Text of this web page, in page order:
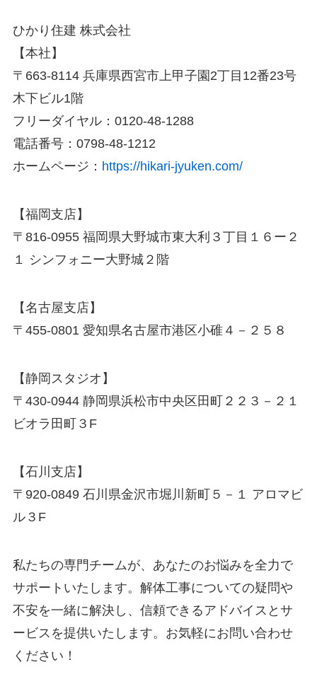
ひかり住建 株式会社
【本社】
〒663-8114 兵庫県西宮市上甲子園2丁目12番23号
木下ビル1階
フリーダイヤル：0120-48-1288
電話番号：0798-48-1212
ホームページ： https://hikari-jyuken.com/
【福岡支店】
〒816-0955 福岡県大野城市東大利３丁目１６ー２
１ シンフォニー大野城２階
【名古屋支店】
〒455-0801 愛知県名古屋市港区小碓４－２５８
【静岡スタジオ】
〒430-0944 静岡県浜松市中央区田町２２３－２１
ビオラ田町３F
【石川支店】
〒920-0849 石川県金沢市堀川新町５－１ アロマビ
ル３F
私たちの専門チームが、あなたのお悩みを全力で
サポートいたします。解体工事についての疑問や
不安を一緒に解決し、信頼できるアドバイスとサ
ービスを提供いたします。お気軽にお問い合わせ
ください！